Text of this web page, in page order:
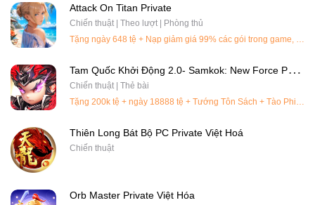
Attack On Titan Private
Chiến thuật | Theo lượt | Phòng thủ
T
Am Quốc Khởi Động 2.0- Samkok: New Force Private Việt Hoá
Chiến thuật | Thẻ bài
Thiên Long Bát Bộ PC Private Việt Hoá
Chiến thuật
Orb Master Private Việt Hóa